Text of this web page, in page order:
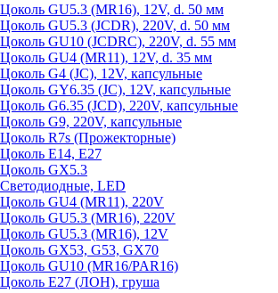
Цоколь GU5.3 (MR16), 12V, d. 50 мм
Цоколь GU5.3 (JCDR), 220V, d. 50 мм
Цоколь GU10 (JCDRC), 220V, d. 55 мм
Цоколь GU4 (MR11), 12V, d. 35 мм
Цоколь G4 (JC), 12V, капсульные
Цоколь GY6.35 (JC), 12V, капсульные
Цоколь G6.35 (JCD), 220V, капсульные
Цоколь G9, 220V, капсульные
Цоколь R7s (Прожекторные)
Цоколь E14, E27
Цоколь GX5.3
Светодиодные, LED
Цоколь GU4 (MR11), 220V
Цоколь GU5.3 (MR16), 220V
Цоколь GU5.3 (MR16), 12V
Цоколь GX53, G53, GX70
Цоколь GU10 (MR16/PAR16)
Цоколь Е27 (ЛОН), груша